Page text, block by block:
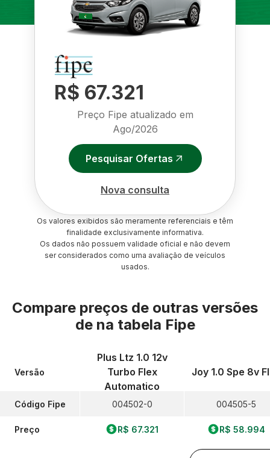
R$ 67.321
Preço Fipe atualizado em
Ago/2026
Pesquisar Ofertas
Nova consulta
Os valores exibidos são meramente referenciais e têm
finalidade exclusivamente informativa.
Os dados não possuem validade oficial e não devem
ser considerados como uma avaliação de veículos
usados.
Compare preços de outras versões
de na tabela Fipe
Versão
Código Fipe
Preço
Plus Ltz 1.0 12v
Turbo Flex
Automatico
004502-0
R$ 67.321
Joy 1.0 Spe 8v
004505-5
R$ 58.994